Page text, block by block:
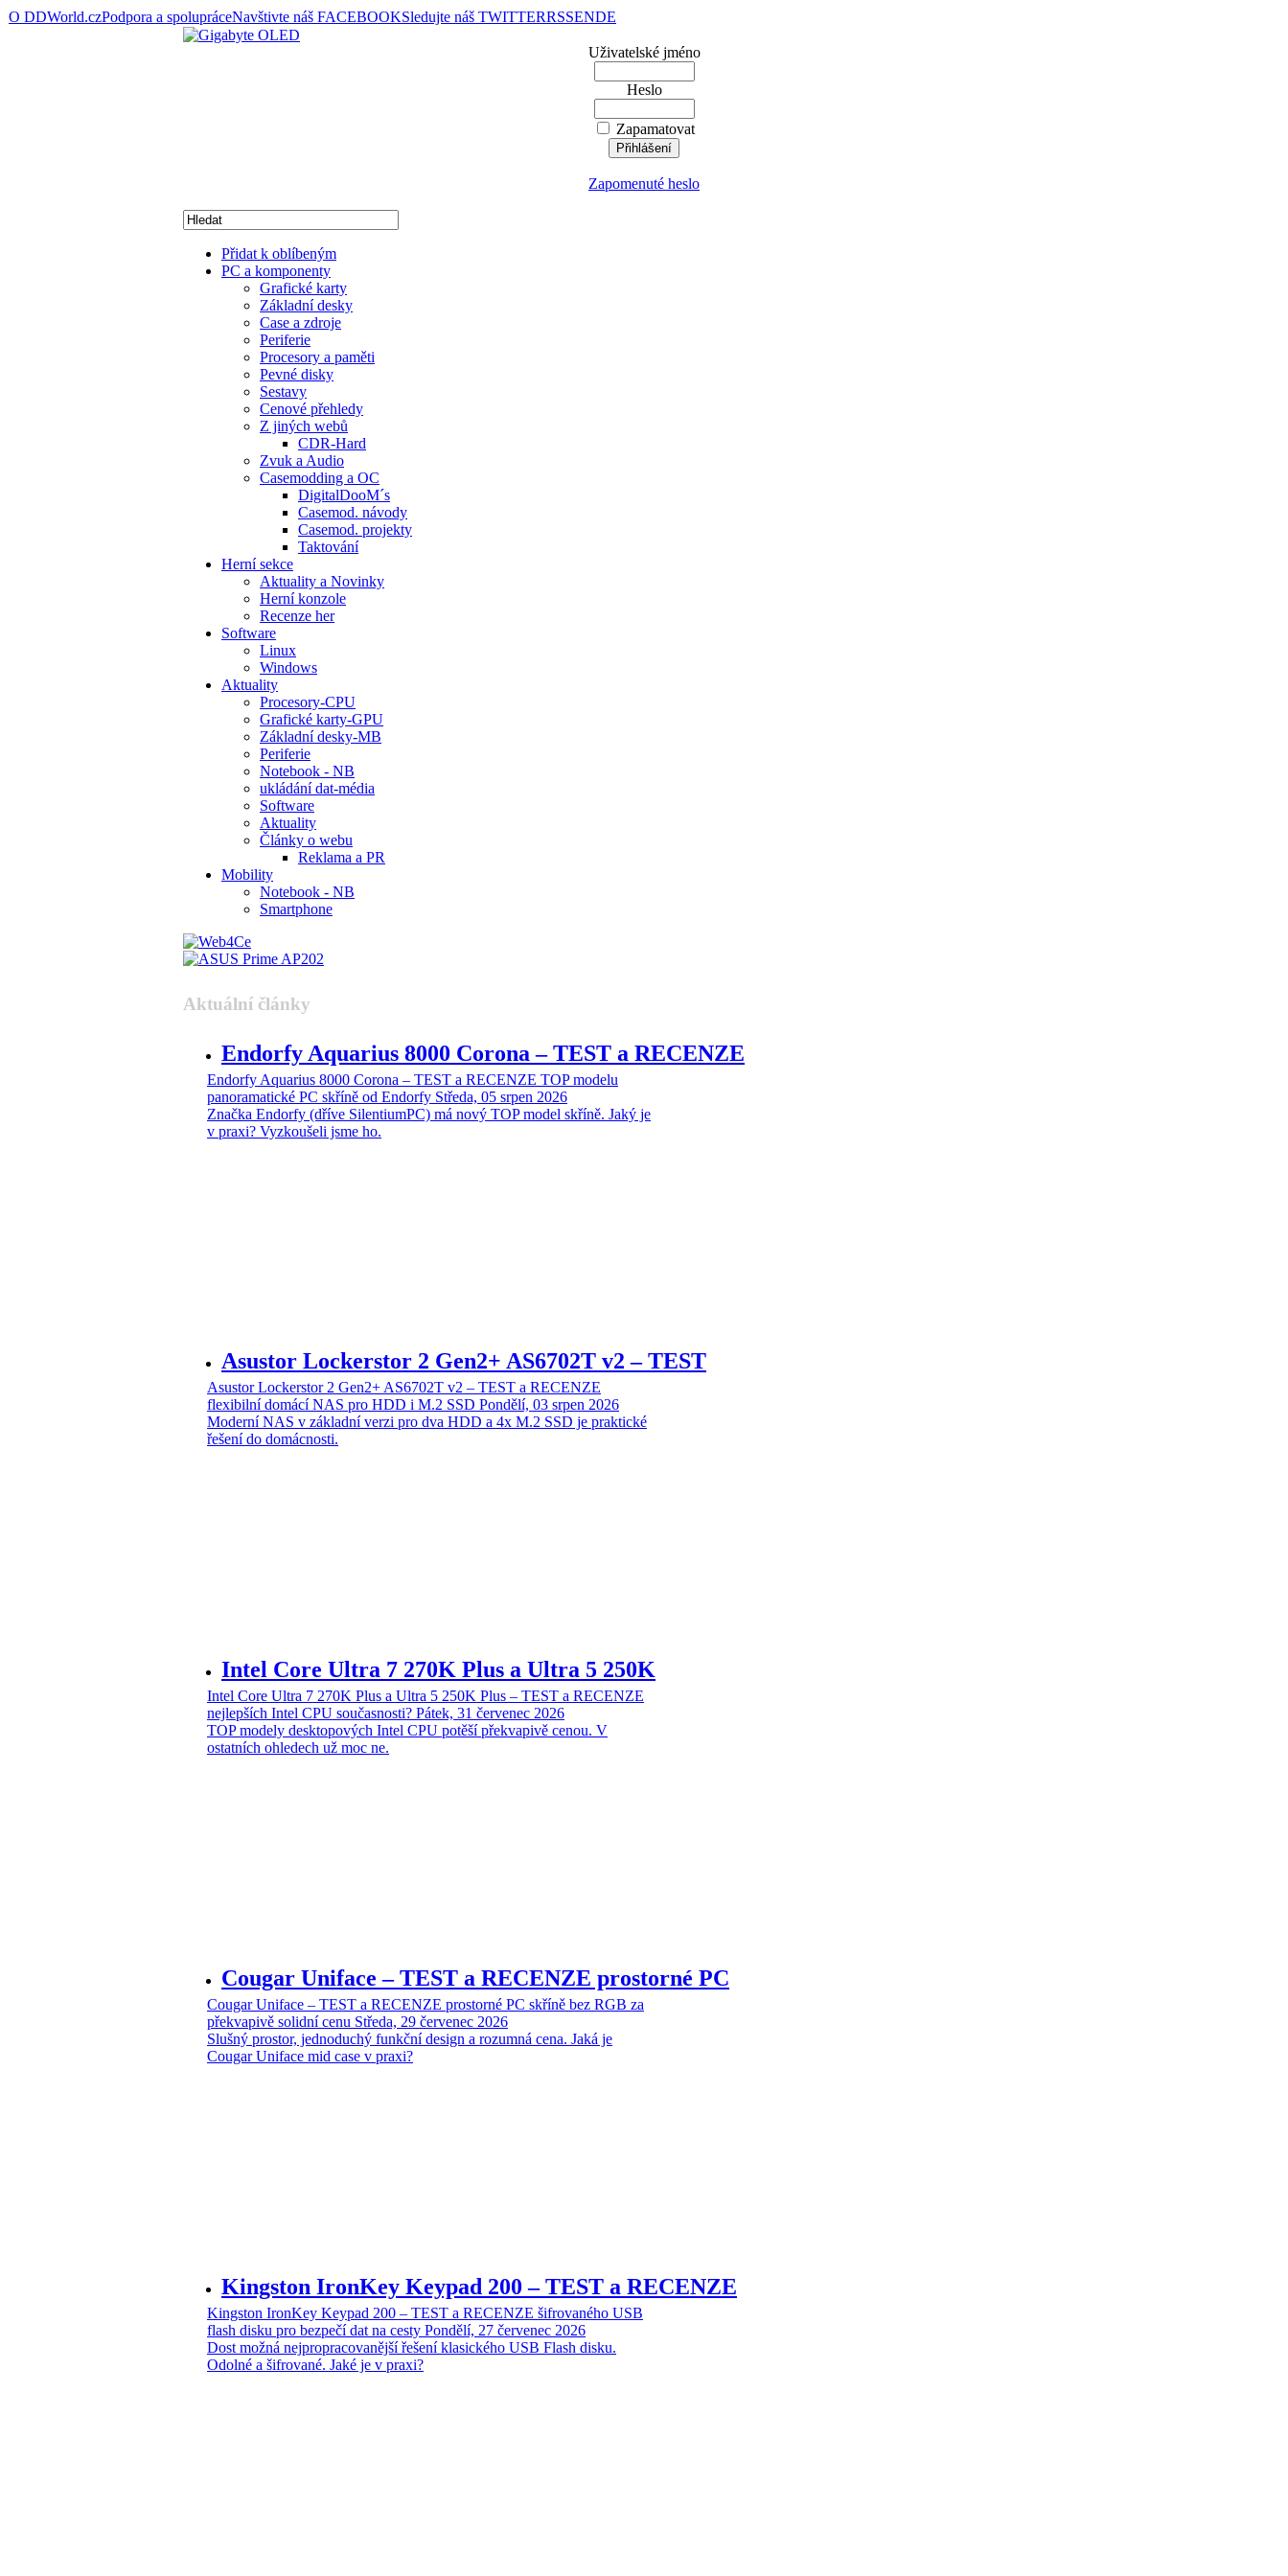
O DDWorld.czPodpora a spolupráceNavštivte náš FACEBOOKSledujte náš TWITTERRSSENDE
Uživatelské jméno
Heslo
Zapamatovat
Zapomenuté heslo
Přidat k oblíbeným
PC a komponenty
Grafické karty
Základní desky
Case a zdroje
Periferie
Procesory a paměti
Pevné disky
Sestavy
Cenové přehledy
Z jiných webů
CDR-Hard
Zvuk a Audio
Casemodding a OC
DigitalDooM´s
Casemod. návody
Casemod. projekty
Taktování
Herní sekce
Aktuality a Novinky
Herní konzole
Recenze her
Software
Linux
Windows
Aktuality
Procesory-CPU
Grafické karty-GPU
Základní desky-MB
Periferie
Notebook - NB
ukládání dat-média
Software
Aktuality
Články o webu
Reklama a PR
Mobility
Notebook - NB
Smartphone
Aktuální články
Endorfy Aquarius 8000 Corona – TEST a RECENZE
Endorfy Aquarius 8000 Corona – TEST a RECENZE TOP modelu
panoramatické PC skříně od Endorfy Středa, 05 srpen 2026
Značka Endorfy (dříve SilentiumPC) má nový TOP model skříně. Jaký je
v praxi? Vyzkoušeli jsme ho.
Asustor Lockerstor 2 Gen2+ AS6702T v2 – TEST
Asustor Lockerstor 2 Gen2+ AS6702T v2 – TEST a RECENZE
flexibilní domácí NAS pro HDD i M.2 SSD Pondělí, 03 srpen 2026
Moderní NAS v základní verzi pro dva HDD a 4x M.2 SSD je praktické
řešení do domácnosti.
Intel Core Ultra 7 270K Plus a Ultra 5 250K
Intel Core Ultra 7 270K Plus a Ultra 5 250K Plus – TEST a RECENZE
nejlepších Intel CPU současnosti? Pátek, 31 červenec 2026
TOP modely desktopových Intel CPU potěší překvapivě cenou. V
ostatních ohledech už moc ne.
Cougar Uniface – TEST a RECENZE prostorné PC
Cougar Uniface – TEST a RECENZE prostorné PC skříně bez RGB za
překvapivě solidní cenu Středa, 29 červenec 2026
Slušný prostor, jednoduchý funkční design a rozumná cena. Jaká je
Cougar Uniface mid case v praxi?
Kingston IronKey Keypad 200 – TEST a RECENZE
Kingston IronKey Keypad 200 – TEST a RECENZE šifrovaného USB
flash disku pro bezpečí dat na cesty Pondělí, 27 červenec 2026
Dost možná nejpropracovanější řešení klasického USB Flash disku.
Odolné a šifrované. Jaké je v praxi?